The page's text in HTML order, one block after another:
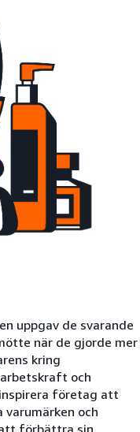
uppgav de svarande
när de gjorde mer
kring
och
företag att
och